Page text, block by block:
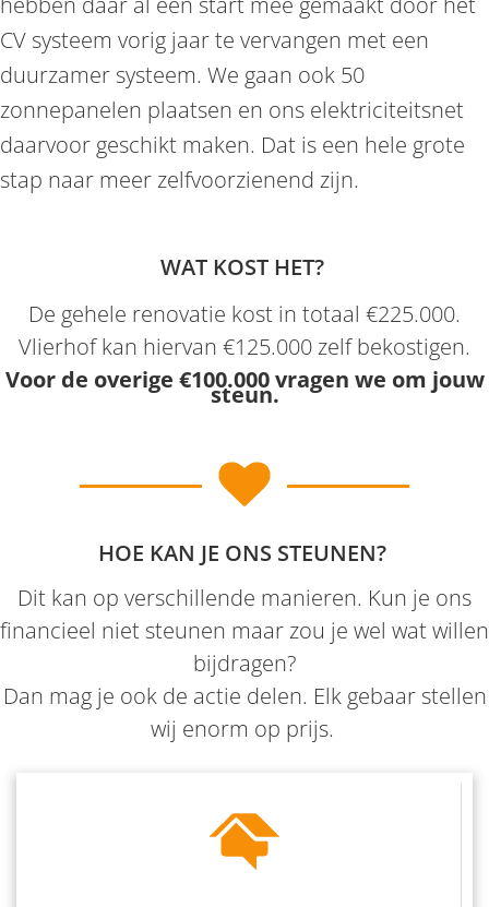
CV systeem vorig jaar te vervangen met een
duurzamer systeem. We gaan ook 50
zonnepanelen plaatsen en ons elektriciteitsnet
daarvoor geschikt maken. Dat is een hele grote
stap naar meer zelfvoorzienend zijn.
WAT KOST HET?
De gehele renovatie kost in totaal €225.000.
Vlierhof kan hiervan €125.000 zelf bekostigen.
Voor de overige €100.000 vragen we om jouw
steun.
HOE KAN JE ONS STEUNEN?
Dit kan op verschillende manieren. Kun je ons
financieel niet steunen maar zou je wel wat willen
bijdragen?
Dan mag je ook de actie delen. Elk gebaar stellen
wij enorm op prijs.